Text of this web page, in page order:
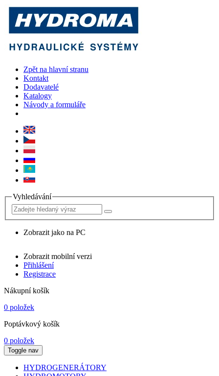
Zpět na hlavní stranu
Kontakt
Dodavatelé
Katalogy
Návody a formuláře
Vyhledávání
Zobrazit jako na PC
Zobrazit mobilní verzi
Přihlášení
Registrace
Nákupní košík
0 položek
Poptávkový košík
0 položek
Toggle nav
HYDROGENERÁTORY